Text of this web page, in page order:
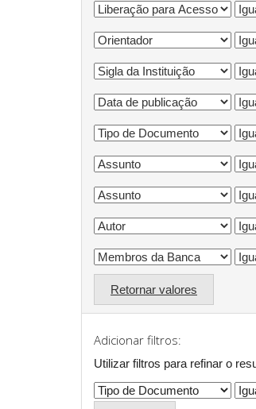
Retornar valores
Adicionar filtros:
Utilizar filtros para refinar o